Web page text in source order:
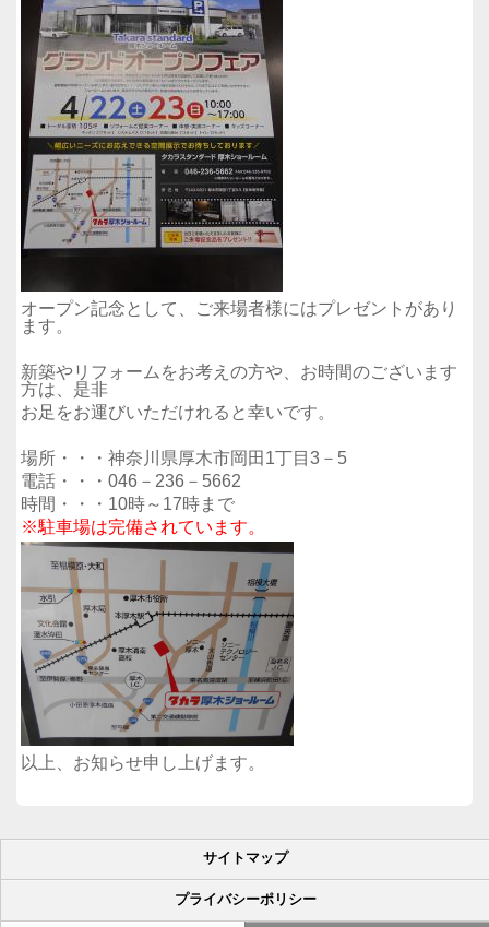
オープン記念として、ご来場者様にはプレゼントがあり
ます。
新築やリフォームをお考えの方や、お時間のございます
方は、是非
お足をお運びいただけれると幸いです。
場所・・・神奈川県厚木市岡田1丁目3－5
電話・・・046－236－5662
時間・・・10時～17時まで
※駐車場は完備されています。
以上、お知らせ申し上げます。
サイトマップ
プライバシーポリシー